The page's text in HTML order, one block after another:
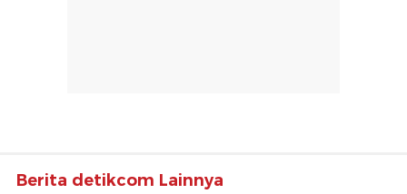
Berita detikcom Lainnya